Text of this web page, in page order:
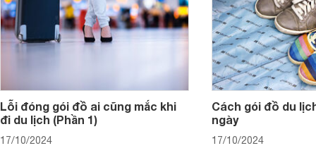
Lỗi đóng gói đồ ai cũng mắc khi
đi du lịch (Phần 1)
17/10/2024
Cách gói đồ du
ngày
17/10/2024